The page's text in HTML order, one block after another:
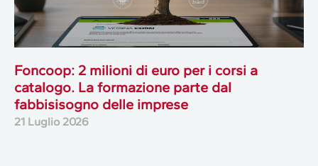
Foncoop: 2 milioni di euro per i corsi a
catalogo. La formazione parte dal
fabbisisogno delle imprese
21 Luglio 2026